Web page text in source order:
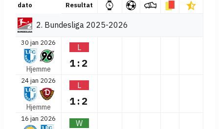
dato Resultat
2. Bundesliga 2025-2026
30 jan 2026
Hjemme
L
1:2
24 jan 2026
Hjemme
L
1:2
16 jan 2026 W